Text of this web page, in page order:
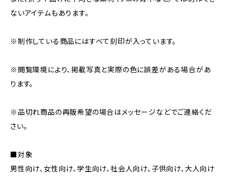
ないアイテムもあります。
※制作している商品にはすべて刻印が入っています。
※閲覧環境により、掲載写真と実際の色に誤差がある場合があ
ります。
※品切れ商品の再販希望の場合はメッセージなどでご連絡くだ
さい。
■対象
男性向け、女性向け、学生向け、社会人向け、子供向け、大人向け